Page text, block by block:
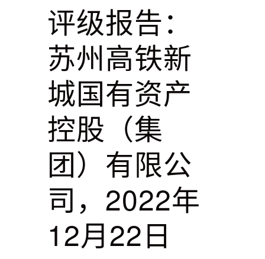
评级报告：
苏州高铁新
城国有资产
控股（集
团）有限公
司，2022年
12月22日